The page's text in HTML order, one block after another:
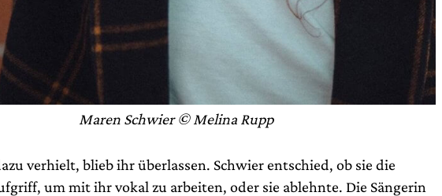
Maren Schwier © Melina Rupp
verhielt, blieb ihr überlassen. Schwier entschied, ob sie die
um mit ihr vokal zu arbeiten, oder sie ablehnte. Die Sängerin